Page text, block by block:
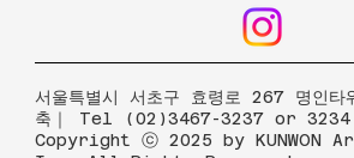
서울특별시 서초구 효령로 267 명인타
축｜ Tel (02)3467-3237 or 3234
Copyright ⓒ 2025 by KUNWON